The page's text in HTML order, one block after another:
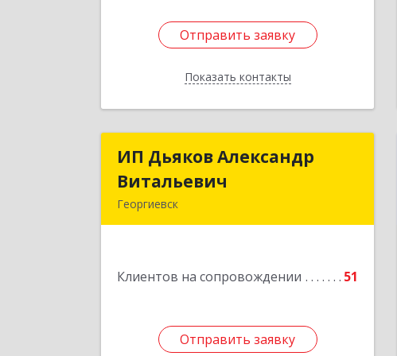
Отправить заявку
Показать контакты
Отправить заявку
Назад
ИП Дьяков Александр
Витальевич
Георгиевск
Клиентов на сопровождении 51
Отправить заявку
ИП Дьяков Александр
Отправить заявку